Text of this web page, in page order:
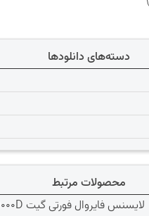
دسته‌های دانلودها
محصولات مرتبط
لایسنس فایروال فورتی گیت 1000D